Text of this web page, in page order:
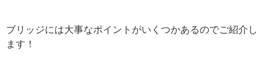
ブリッジには大事なポイントがいくつかあるのでご紹介し
ます！